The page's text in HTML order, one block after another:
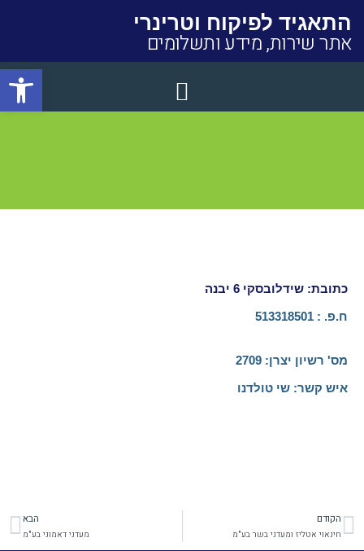
התאגיד לפיקוח וטרינרי
אתר שירות, מידע ותשלומים
כתובת: שידלובסקי 6 יבנה
ח.פ. : 513318501
מס' רשיון יצרן:​ 2709
איש קשר: שי טולדנו
קודם
הקודם
חינאוי אטליז ומעדני בשר בע"מ
הבא
מעדני דאמוני בע"מ
פתח